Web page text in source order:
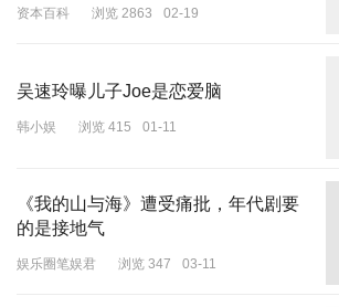
资本百科 浏览 2863 02-19
吴速玲曝儿子Joe是恋爱脑
韩小娱 浏览 415 01-11
《我的山与海》遭受痛批，年代剧要
的是接地气
娱乐圈笔娱君 浏览 347 03-11